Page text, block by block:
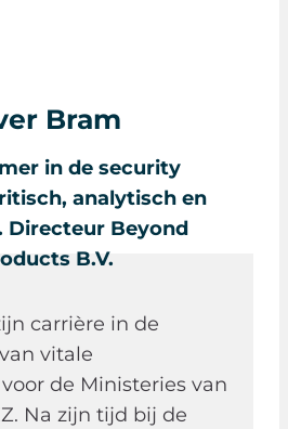
Bram
in de security
analytisch en
Directeur Beyond
s B.V.
carrière in de
vitale
de Ministeries van
Na zijn tijd bij de